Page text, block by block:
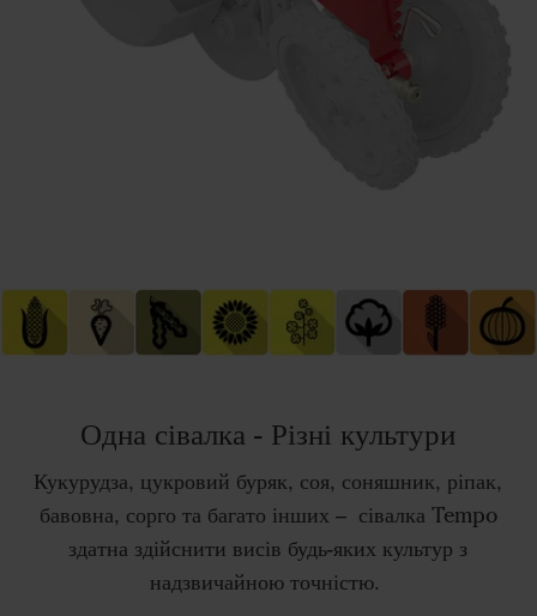
Одна сівалка - Різні культури
Кукурудза, цукровий буряк, соя, соняшник, ріпак,
бавовна, сорго та багато інших – сівалка Tempo
здатна здійснити висів будь-яких культур з
надзвичайною точністю.